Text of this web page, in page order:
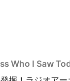
た『タモリのジャ
リのジャズ特選